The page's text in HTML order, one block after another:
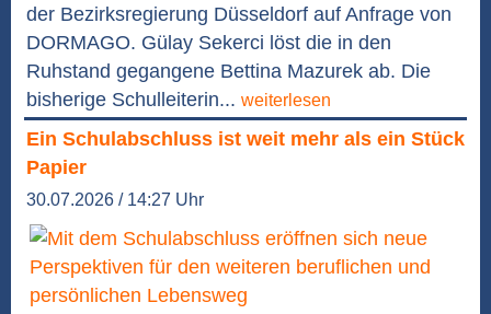
der Bezirksregierung Düsseldorf auf Anfrage von
DORMAGO. Gülay Sekerci löst die in den
Ruhstand gegangene Bettina Mazurek ab. Die
bisherige Schulleiterin... weiterlesen
Ein Schulabschluss ist weit mehr als ein Stück
Papier
30.07.2026 / 14:27 Uhr